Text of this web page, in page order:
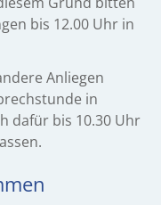
bis 12.00 Uhr in
Anliegen
in
dafür bis 10.30 Uhr